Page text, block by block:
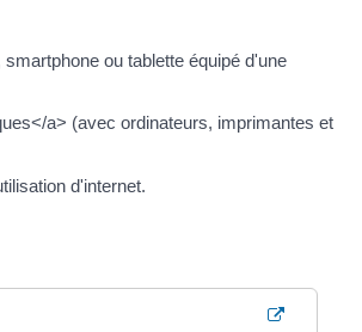
ou tablette équipé d'une
a> (avec ordinateurs, imprimantes et
d'internet.